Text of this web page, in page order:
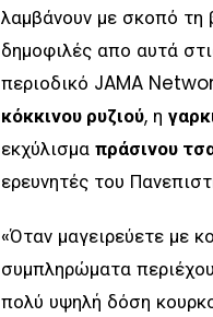
λαμβάνουν με σκοπό τη
δημοφιλές απο αυτά
περιοδικό JAMA
κόκκινου ρυζιού, η
εκχύλισμα πράσινου
ερευνητές του
«Όταν μαγειρεύετε με
συμπληρώματα
πολύ υψηλή δόση